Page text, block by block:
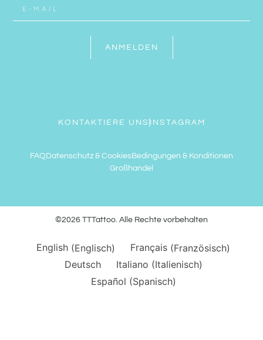
ANMELDEN
KONTAKTIERE UNS INSTAGRAM
FAQ Datenschutz & CookiesBedingungen & Konditionen
Großhandel
©2026 TTTattoo. Alle Rechte vorbehalten
English (Englisch) Français (Französisch)
Deutsch
Italiano (Italienisch)
Español (Spanisch)